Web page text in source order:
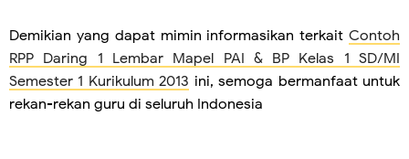
Demikian yang dapat mimin informasikan terkait Contoh
RPP Daring 1 Lembar Mapel PAI & BP Kelas 1 SD/MI
Semester 1 Kurikulum 2013 ini, semoga bermanfaat untuk
rekan-rekan guru di seluruh Indonesia